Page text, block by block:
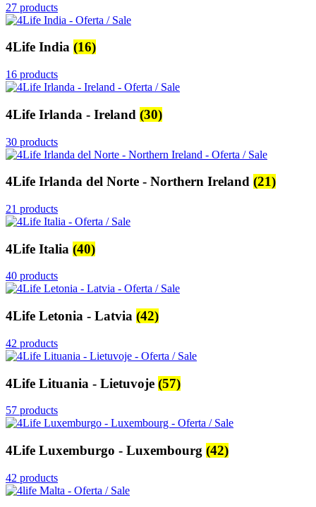
27 products
4Life India (16)
16 products
4Life Irlanda - Ireland (30)
30 products
4Life Irlanda del Norte - Northern Ireland (21)
21 products
4Life Italia (40)
40 products
4Life Letonia - Latvia (42)
42 products
4Life Lituania - Lietuvoje (57)
57 products
4Life Luxemburgo - Luxembourg (42)
42 products